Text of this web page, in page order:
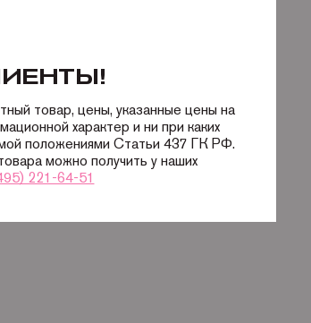
товар, цены, указанные цены на
характер и ни при каких
положениями Статьи 437 ГК РФ.
можно получить у наших
221-64-51